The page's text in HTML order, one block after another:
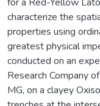
characterize the
properties using
greatest physical
conducted on an
Research Company
MG, on a clayey